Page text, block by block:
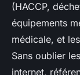
(HACCP,
équipements
médicale, et
Sans oublier
internet,